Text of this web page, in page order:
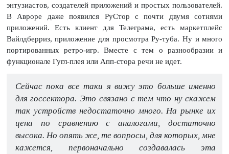
энтузиастов, создателей приложений и простых пользователей.
В Авроре даже появился РуСтор с почти двумя сотнями
приложений. Есть клиент для Телеграма, есть маркетплейс
Вайлдберриз, приложение для просмотра Ру-туба. Ну и много
портированных ретро-игр. Вместе с тем о разнообразии и
функционале Гугл-плея или Апп-стора речи не идет.
Сейчас пока все таки я вижу это больше именно
для госсектора. Это связано с тем что ну скажем
так устройств недостаточно много. На рынке их
цена по сравнению с аналогами, достаточно
высока. Но опять же, те вопросы, для которых, мне
кажется, первоначально создавалась эта